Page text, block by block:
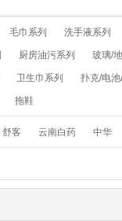
毛巾系列 洗手液系列
厨房油污系列 玻璃/
卫生巾系列 扑克/电池
拖鞋
舒客 云南白药 中华